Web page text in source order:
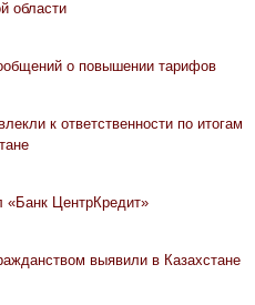
области
о повышении тарифов
к ответственности по итогам
«Банк ЦентрКредит»
выявили в Казахстане